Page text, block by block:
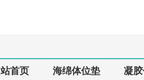
站首页 海绵体位垫 凝